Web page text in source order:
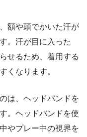
額や頭でかいた汗が
。汗が目に入った
せるため、着用する
くなります。
は、ヘッドバンドを
。ヘッドバンドを使
やプレー中の視界を